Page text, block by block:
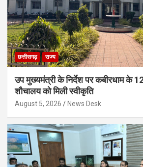
छत्तीसगढ़ राज्य
उप मुख्यमंत्री के निर्देश पर कबीरधाम के
शौचालय को मिली स्वीकृति
August 5, 2026 News Desk